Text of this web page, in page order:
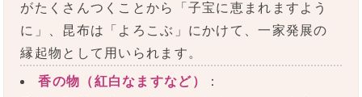
がたくさんつくことから「子宝に恵まれますよう
に」、昆布は「よろこぶ」にかけて、一家発展の
縁起物として用いられます。
香の物（紅白なますなど）
：